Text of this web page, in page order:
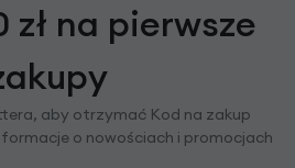
zł na pierwsze
aby otrzymać Kod na zakup
o nowościach i promocjach